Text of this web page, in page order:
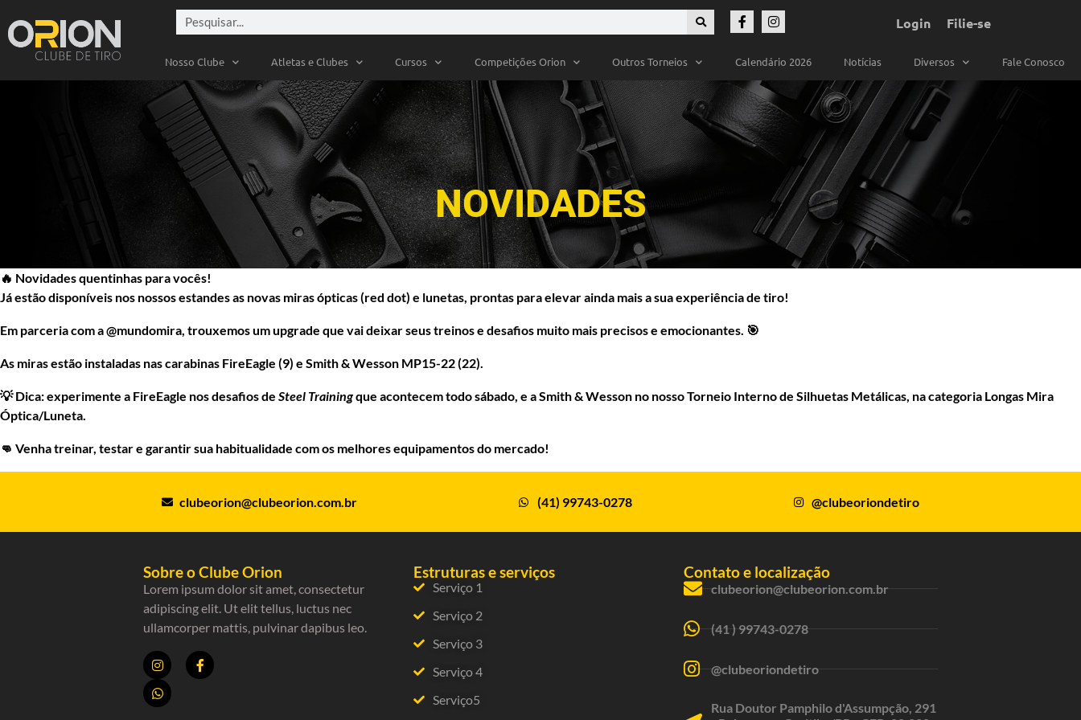
Login Filie-se
Nosso Clube Atletas e Clubes Cursos Competições Orion Outros Torneios Calendário 2026 Notícias Diversos Fale Conosco
NOVIDADES
🔥 Novidades quentinhas para vocês!
Já estão disponíveis nos nossos estandes as novas miras ópticas (red dot) e lunetas, prontas para elevar ainda mais a sua experiência de tiro!
Em parceria com a@mundomira, trouxemos um upgrade que vai deixar seus treinos e desafios muito mais precisose emocionantes. 🎯
As miras estão instaladas nascarabinas FireEagle (9) e Smith & Wesson MP15-22 (22).
💡Dica:experimente a FireEagle nos desafios de Steel Trainingque acontecem todo sábado, e aSmith & Wesson no nossoTorneio Interno de Silhuetas Metálicas, na categoria Longas Mira
Óptica/Luneta.
👊 Venha treinar, testar e garantir sua habitualidade com os melhores equipamentos do mercado!
clubeorion@clubeorion.com.br (41) 99743-0278 @clubeoriondetiro
Sobre o Clube Orion
Lorem ipsum dolor sit amet, consectetur
adipiscing elit. Ut elit tellus, luctus nec
ullamcorper mattis, pulvinar dapibus leo.
Estruturas e serviços
Serviço 1
Serviço 2
Serviço 3
Serviço 4
Serviço5
Contato e localização
clubeorion@clubeorion.com.br
(41 ) 99743-0278
@clubeoriondetiro
Rua Doutor Pamphilo d'Assumpção, 291